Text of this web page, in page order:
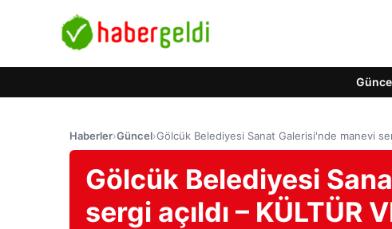
Haberler›Güncel›Gölcük Belediyesi Sanat Galerisi'nde manevi
Gölcük Belediyesi
sergi açıldı – KÜLTÜR